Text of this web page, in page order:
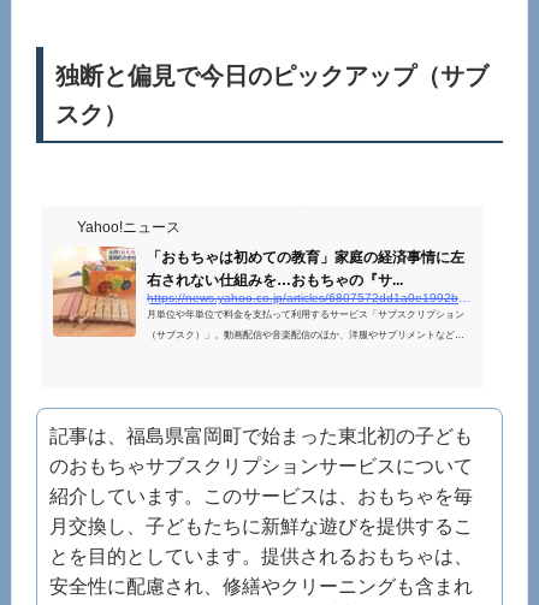
独断と偏見で今日のピックアップ（サブ
スク）
Yahoo!ニュース
「おもちゃは初めての教育」家庭の経済事情に左
右されない仕組みを…おもちゃの『サ...
https://news.yahoo.co.jp/articles/6807572dd1a0e1992bbd2bedde8a7e2149a27a95
月単位や年単位で料金を支払って利用するサービス「サブスクリプション
（サブスク）」。動画配信や音楽配信のほか、洋服やサプリメントなどの
記事は、福島県富岡町で始まった東北初の子ども
のおもちゃサブスクリプションサービスについて
紹介しています。このサービスは、おもちゃを毎
月交換し、子どもたちに新鮮な遊びを提供するこ
とを目的としています。提供されるおもちゃは、
安全性に配慮され、修繕やクリーニングも含まれ